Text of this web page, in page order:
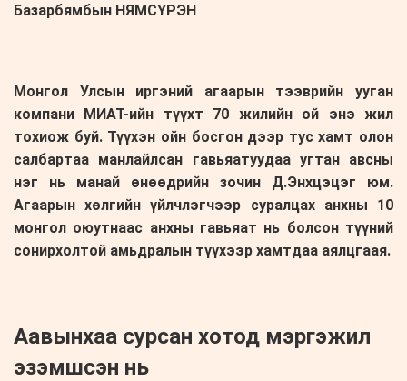
Базарбямбын НЯМСҮРЭН
Монгол Улсын иргэний агаарын тээврийн ууган
компани МИАТ-ийн түүхт 70 жилийн ой энэ жил
тохиож буй. Түүхэн ойн босгон дээр тус хамт олон
салбартаа манлайлсан гавьяатуудаа угтан авсны
нэг нь манай өнөөдрийн зочин Д.Энхцэцэг юм.
Агаарын хөлгийн үйлчлэгчээр суралцах анхны 10
монгол оюутнаас анхны гавьяат нь болсон түүний
сонирхолтой амьдралын түүхээр хамтдаа аялцгаая.
Аавынхаа сурсан хотод мэргэжил
эзэмшсэн нь